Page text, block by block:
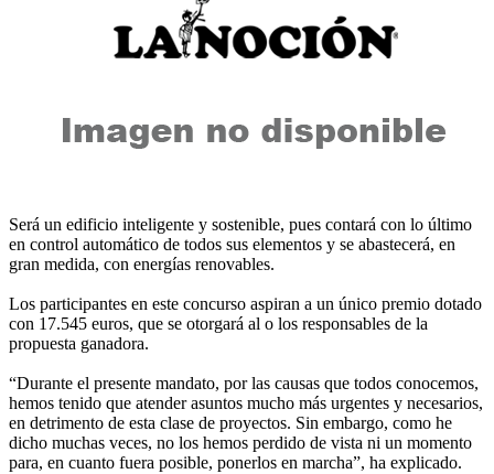
Será un edificio inteligente y sostenible, pues contará con lo último
en control automático de todos sus elementos y se abastecerá, en
gran medida, con energías renovables.
Los participantes en este concurso aspiran a un único premio dotado
con 17.545 euros, que se otorgará al o los responsables de la
propuesta ganadora.
“Durante el presente mandato, por las causas que todos conocemos,
hemos tenido que atender asuntos mucho más urgentes y necesarios,
en detrimento de esta clase de proyectos. Sin embargo, como he
dicho muchas veces, no los hemos perdido de vista ni un momento
para, en cuanto fuera posible, ponerlos en marcha”, ha explicado.